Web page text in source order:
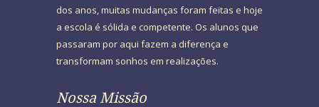
dos anos, muitas mudanças foram feitas e hoje
a escola é sólida e competente. Os alunos que
passaram por aqui fazem a diferença e
transformam sonhos em realizações.
Nossa Missão